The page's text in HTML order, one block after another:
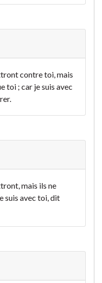
contre toi, mais
toi ; car je suis avec
mais ils ne
suis avec toi, dit